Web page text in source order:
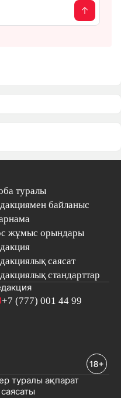
туралы
байланыс
жұмыс орындары
саясат
стандарттар
+7 (777) 001 44 99
туралы ақпарат